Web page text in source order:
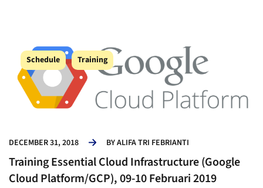
Schedule Training
DECEMBER 31, 2018 BYALIFA TRI FEBRIANTI
Training Essential Cloud Infrastructure (Google
Cloud Platform/GCP), 09-10 Februari 2019